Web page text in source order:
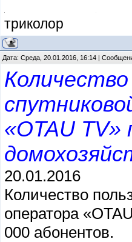
триколор
Дата: Среда, 20.01.2016, 16:14 |
«OTAU TV»
20.01.2016
Количество
оператора
000 абонентов.